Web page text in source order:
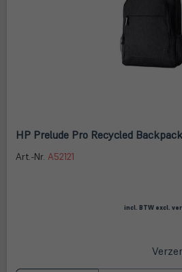
HP Prelude Pro Recycled
Art.-Nr. A52121
incl. BTW excl.